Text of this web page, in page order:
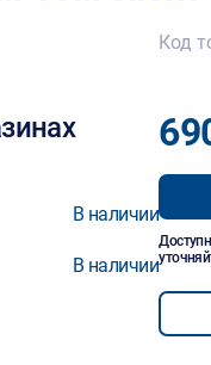
В наличии
В наличии
Код